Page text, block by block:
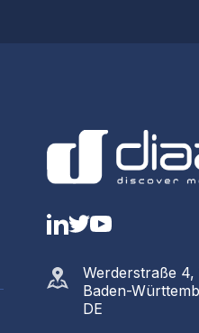
LinkedIn
Twitter
YouTube
Werderstraße 4,
Baden-
DE